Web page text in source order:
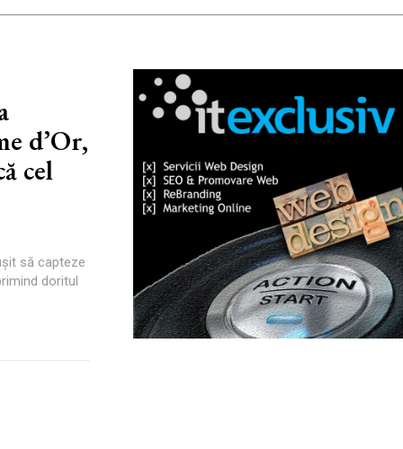
d’Or,
cel
să capteze
doritul